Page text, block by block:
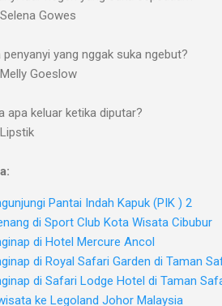
Gowes
penyanyi yang nggak suka ngebut?
Goeslow
apa keluar ketika diputar?
Pantai Indah Kapuk (PIK ) 2
di Sport Club Kota Wisata Cibubur
di Hotel Mercure Ancol
di Royal Safari Garden di Taman
di Safari Lodge Hotel di Taman
ke Legoland Johor Malaysia